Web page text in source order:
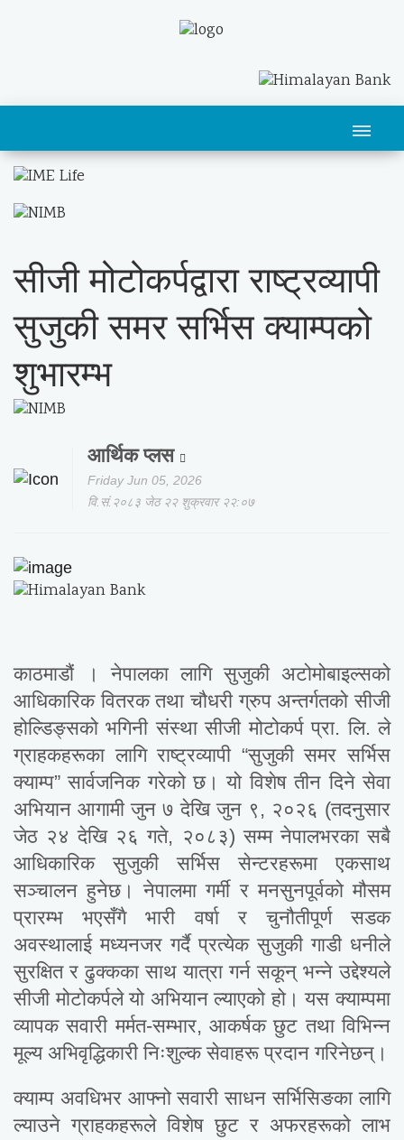
सीजी मोटोकर्पद्वारा राष्ट्रव्यापी
सुजुकी समर सर्भिस क्याम्पको
शुभारम्भ
आर्थिक प्लस
Friday Jun 05, 2026
वि.सं.२०८३ जेठ २२ शुक्रवार २२:०७
काठमाडौं । नेपालका लागि सुजुकी अटोमोबाइल्सको
आधिकारिक वितरक तथा चौधरी ग्रुप अन्तर्गतको सीजी
होल्डिङ्सको भगिनी संस्था सीजी मोटोकर्प प्रा. लि. ले
ग्राहकहरूका लागि राष्ट्रव्यापी “सुजुकी समर सर्भिस
क्याम्प” सार्वजनिक गरेको छ। यो विशेष तीन दिने सेवा
अभियान आगामी जुन ७ देखि जुन ९, २०२६ (तदनुसार
जेठ २४ देखि २६ गते, २०८३) सम्म नेपालभरका सबै
आधिकारिक सुजुकी सर्भिस सेन्टरहरूमा एकसाथ
सञ्चालन हुनेछ। नेपालमा गर्मी र मनसुनपूर्वको मौसम
प्रारम्भ भएसँगै भारी वर्षा र चुनौतीपूर्ण सडक
अवस्थालाई मध्यनजर गर्दै प्रत्येक सुजुकी गाडी धनीले
सुरक्षित र ढुक्कका साथ यात्रा गर्न सकून् भन्ने उद्देश्यले
सीजी मोटोकर्पले यो अभियान ल्याएको हो। यस क्याम्पमा
व्यापक सवारी मर्मत-सम्भार, आकर्षक छुट तथा विभिन्न
मूल्य अभिवृद्धिकारी निःशुल्क सेवाहरू प्रदान गरिनेछन्।
क्याम्प अवधिभर आफ्नो सवारी साधन सर्भिसिङका लागि
ल्याउने ग्राहकहरूले विशेष छुट र अफरहरूको लाभ